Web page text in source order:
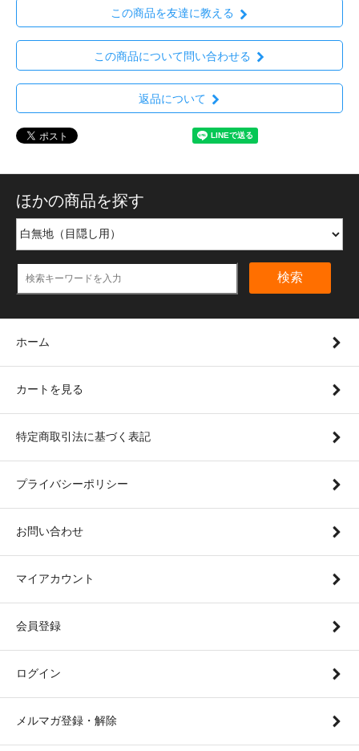
この商品を友達に教える
この商品について問い合わせる
返品について
ほかの商品を探す
検索
ホーム
カートを見る
特定商取引法に基づく表記
プライバシーポリシー
お問い合わせ
マイアカウント
会員登録
ログイン
メルマガ登録・解除